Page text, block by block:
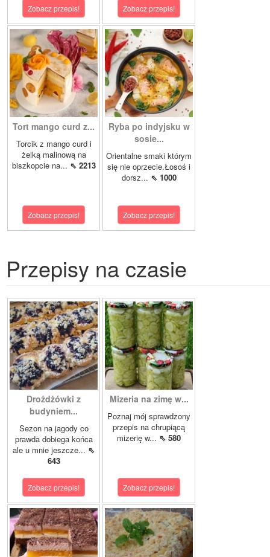
Zobacz przepis! Zobacz przepis!
Tort mango curd z...
Torcik z mango curd i
żelką malinową na
biszkopcie na... ⇖ 2213
Zobacz przepis!
Ryba po indyjsku w
sosie...
Orientalne smaki którym
się nie oprzecie.Łosoś i
dorsz... ⇖ 1000
Zobacz przepis!
Przepisy na czasie
Drożdżówki z
budyniem...
Sezon na jagody co
prawda dobiega końca
ale u mnie jeszcze... ⇖
643
Zobacz przepis!
Mizeria na zimę w...
Poznaj mój sprawdzony
przepis na chrupiącą
mizerię w... ⇖ 580
Zobacz przepis!